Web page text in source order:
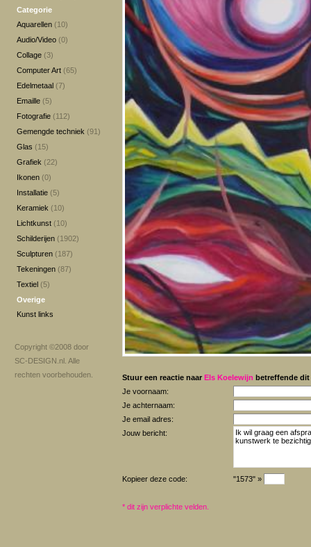
Categorie
Aquarellen (10)
Audio/Video (0)
Collage (3)
Computer Art (65)
Edelmetaal (7)
Emaille (5)
Fotografie (112)
Gemengde techniek (91)
Glas (15)
Grafiek (22)
Ikonen (0)
Installatie (5)
Keramiek (10)
Lichtkunst (10)
Schilderijen (1902)
Sculpturen (187)
Tekeningen (87)
Textiel (5)
Overige
Kunst links
Copyright ©2008 door
SC-DESIGN.nl . Alle
rechten voorbehouden.
Stuur een reactie naar Els Koelewijn betreffende
Je voornaam:
Je achternaam:
Je email adres:
Jouw bericht:
Kopieer deze code: "1573" »
* dit zijn verplichte velden.